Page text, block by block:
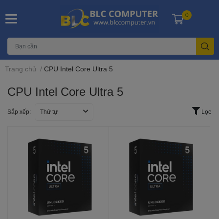
0
Trang chủ / CPU Intel Core Ultra 5
CPU Intel Core Ultra 5
Sắp xếp: Thứ tự Lọc